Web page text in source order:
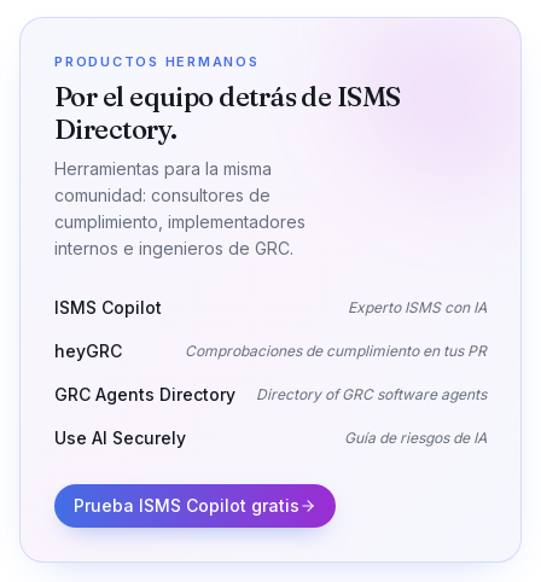
PRODUCTOS HERMANOS
Por el equipo detrás de ISMS
Directory.
Herramientas para la misma
comunidad: consultores de
cumplimiento, implementadores
internos e ingenieros de GRC.
ISMS Copilot Experto ISMS con IA
heyGRC Comprobaciones de cumplimiento en tus PR
GRC Agents Directory Directory of GRC software agents
Use AI Securely Guía de riesgos de IA
Prueba ISMS Copilot gratis